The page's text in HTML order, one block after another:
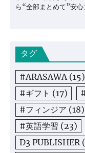
ら“全部まとめて”安心
タグ
#ARASAWA(15)
#ギフト (17)
#フィンジア (18)
#英語学習 (23)
D3 PUBLISHER